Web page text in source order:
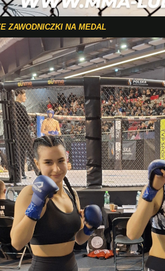
ZAWODNICZKI NA MEDAL